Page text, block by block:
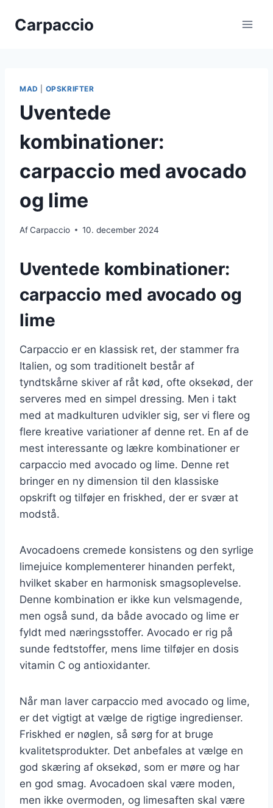
Carpaccio
MAD OPSKRIFTER
Uventede
kombinationer:
carpaccio med avocado
og lime
AfCarpaccio 10. december 2024
Uventede kombinationer:
carpaccio med avocado og
lime
Carpaccio er en klassisk ret, der stammer fra
Italien, og som traditionelt består af
tyndtskårne skiver af råt kød, ofte oksekød, der
serveres med en simpel dressing. Men i takt
med at madkulturen udvikler sig, ser vi flere og
flere kreative variationer af denne ret. En af de
mest interessante og lækre kombinationer er
carpaccio med avocado og lime. Denne ret
bringer en ny dimension til den klassiske
opskrift og tilføjer en friskhed, der er svær at
modstå.
Avocadoens cremede konsistens og den syrlige
limejuice komplementerer hinanden perfekt,
hvilket skaber en harmonisk smagsoplevelse.
Denne kombination er ikke kun velsmagende,
men også sund, da både avocado og lime er
fyldt med næringsstoffer. Avocado er rig på
sunde fedtstoffer, mens lime tilføjer en dosis
vitamin C og antioxidanter.
Når man laver carpaccio med avocado og lime,
er det vigtigt at vælge de rigtige ingredienser.
Friskhed er nøglen, så sørg for at bruge
kvalitetsprodukter. Det anbefales at vælge en
god skæring af oksekød, som er møre og har
en god smag. Avocadoen skal være moden,
men ikke overmoden, og limesaften skal være